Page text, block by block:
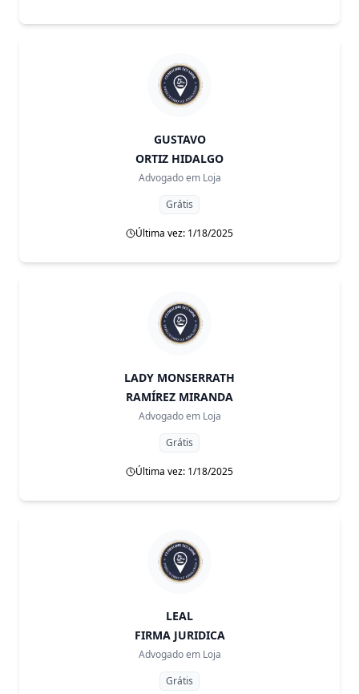
GUSTAVO
ORTIZ HIDALGO
Advogado em Loja
Grátis
Última vez: 1/18/2025
LADY MONSERRATH
RAMÍREZ MIRANDA
Advogado em Loja
Grátis
Última vez: 1/18/2025
LEAL
FIRMA JURIDICA
Advogado em Loja
Grátis